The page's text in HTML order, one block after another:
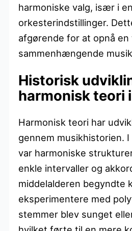
harmoniske valg, især i
orkesterindstillinger.
afgørende for at opnå en
sammenhængende
Historisk
harmonisk teori
Harmonisk teori har
gennem musikhistorien.
var harmoniske
enkle intervaller og
middelalderen begyndte
eksperimentere med
stemmer blev sunget